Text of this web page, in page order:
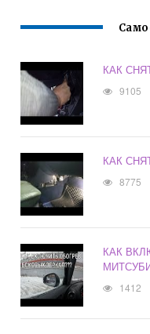
КАК
9105
КАК
8775
КАК
1412